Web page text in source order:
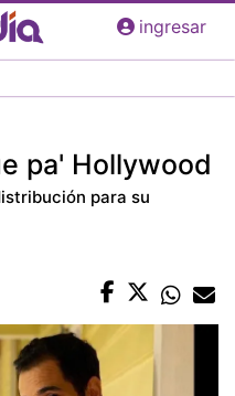
ingresar
pa' Hollywood
para su